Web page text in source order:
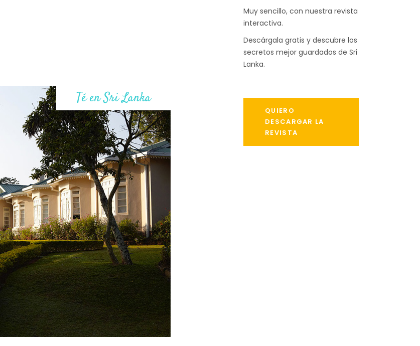
Té en Sri Lanka
Muy sencillo, con nuestra revista
interactiva.
Descárgala gratis y descubre los
secretos mejor guardados de Sri
Lanka.
QUIERO
DESCARGAR LA
REVISTA